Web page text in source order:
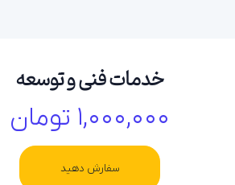
خدمات فنی و توسعه
1,000,000 تومان
سفارش دهید